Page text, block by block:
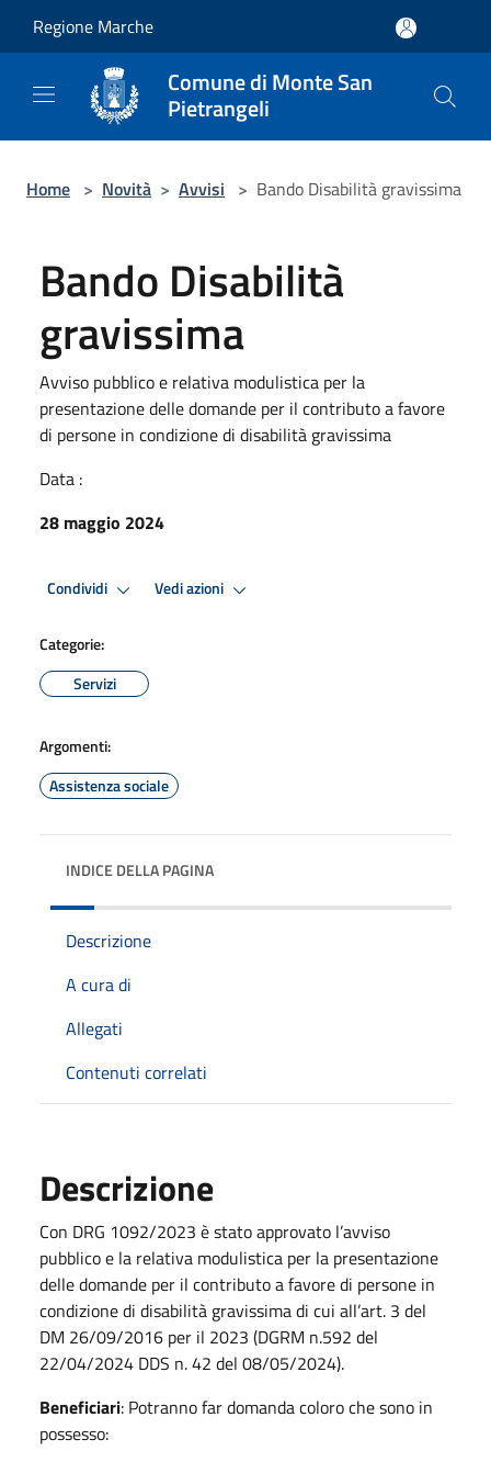
Regione Marche
Comune di Monte San
Pietrangeli
Home > Novità > Avvisi > Bando Disabilità gravissima
Bando Disabilità
gravissima
Avviso pubblico e relativa modulistica per la
presentazione delle domande per il contributo a favore
di persone in condizione di disabilità gravissima
Data :
28 maggio 2024
Condividi Vedi azioni
Categorie:
Servizi
Argomenti:
Assistenza sociale
INDICE DELLA PAGINA
Descrizione
A cura di
Allegati
Contenuti correlati
Descrizione
Con DRG 1092/2023 è stato approvato l’avviso
pubblico e la relativa modulistica per la presentazione
delle domande per il contributo a favore di persone in
condizione di disabilità gravissima di cui all’art. 3 del
DM 26/09/2016 per il 2023 (DGRM n.592 del
22/04/2024 DDS n. 42 del 08/05/2024).
Beneficiari: Potranno far domanda coloro che sono in
possesso: